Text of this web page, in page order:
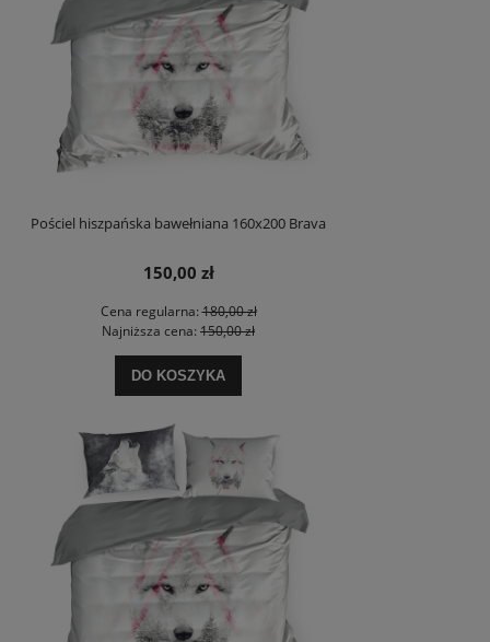
Pościel hiszpańska bawełniana 160x200 Brava
150,00 zł
Cena regularna:180,00 zł
Najniższa cena: 150,00 zł
DO KOSZYKA